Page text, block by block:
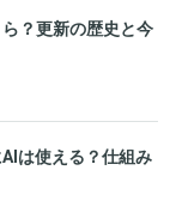
？更新の歴史と今
は使える？仕組み